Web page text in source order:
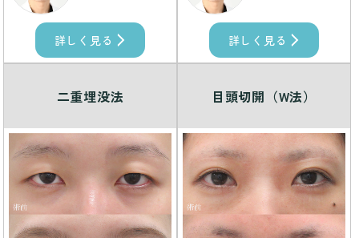
詳しく見る 詳しく見る
二重埋没法 目頭切開（W法）